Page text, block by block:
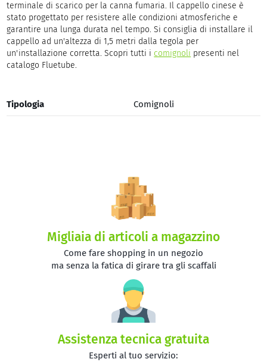
terminale di scarico per la canna fumaria. Il cappello cinese è
stato progettato per resistere alle condizioni atmosferiche e
garantire una lunga durata nel tempo. Si consiglia di installare il
cappello ad un'altezza di 1,5 metri dalla tegola per
un'installazione corretta. Scopri tutti i comignoli presenti nel
catalogo Fluetube.
Tipologia Comignoli
Migliaia di articoli a magazzino
Come fare shopping in un negozio
ma senza la fatica di girare tra gli scaffali
Assistenza tecnica gratuita
Esperti al tuo servizio: